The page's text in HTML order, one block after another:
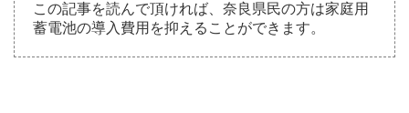
この記事を読んで頂ければ、奈良県民の方は家庭用
蓄電池の導入費用を抑えることができます。